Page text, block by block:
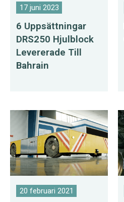
17 juni 2023
6 Uppsättningar
DRS250 Hjulblock
Levererade Till
Bahrain
20 februari 2021